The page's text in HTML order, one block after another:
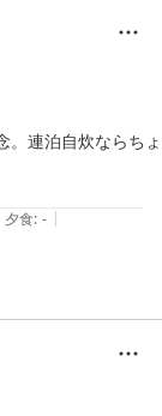
。連泊自炊ならちょ
夕食: - |